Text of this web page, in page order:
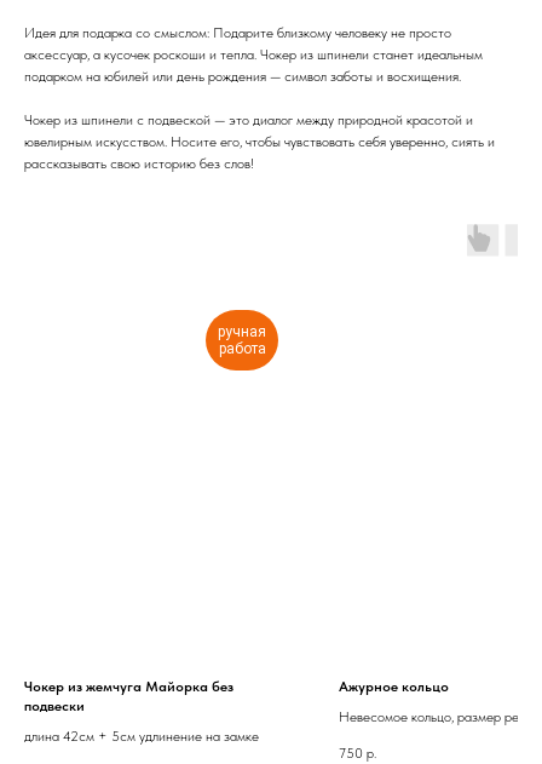
Идея для подарка со смыслом: Подарите близкому человеку не просто
аксессуар, а кусочек роскоши и тепла. Чокер из шпинели станет идеальным
подарком на юбилей или день рождения — символ заботы и восхищения.
Чокер из шпинели с подвеской — это диалог между природной красотой и
ювелирным искусством. Носите его, чтобы чувствовать себя уверенно, сиять и
рассказывать свою историю без слов!
ручная
работа
Чокер из жемчуга Майорка без
подвески
длина 42см + 5см удлинение на замке
Ажурное кольцо
Невесомое кольцо, размер
750 р.